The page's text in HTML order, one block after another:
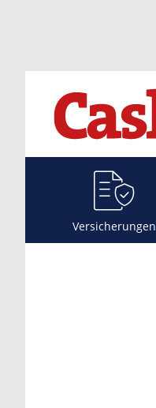
Versicherungen